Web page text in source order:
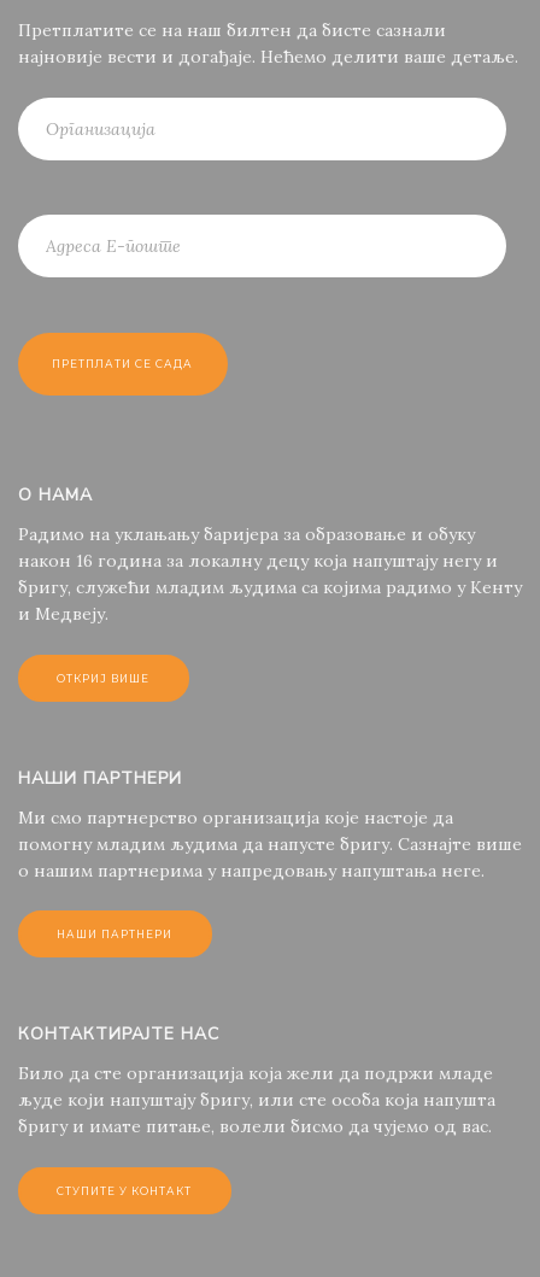
Претплатите се на наш билтен да бисте сазнали
најновије вести и догађаје. Нећемо делити ваше детаље.
О НАМА
Радимо на уклањању баријера за образовање и обуку
након 16 година за локалну децу која напуштају негу и
бригу, служећи младим људима са којима радимо у Кенту
и Медвеју.
ОТКРИЈ ВИШЕ
НАШИ ПАРТНЕРИ
Ми смо партнерство организација које настоје да
помогну младим људима да напусте бригу. Сазнајте више
о нашим партнерима у напредовању напуштања неге.
НАШИ ПАРТНЕРИ
КОНТАКТИРАЈТЕ НАС
Било да сте организација која жели да подржи младе
људе који напуштају бригу, или сте особа која напушта
бригу и имате питање, волели бисмо да чујемо од вас.
СТУПИТЕ У КОНТАКТ